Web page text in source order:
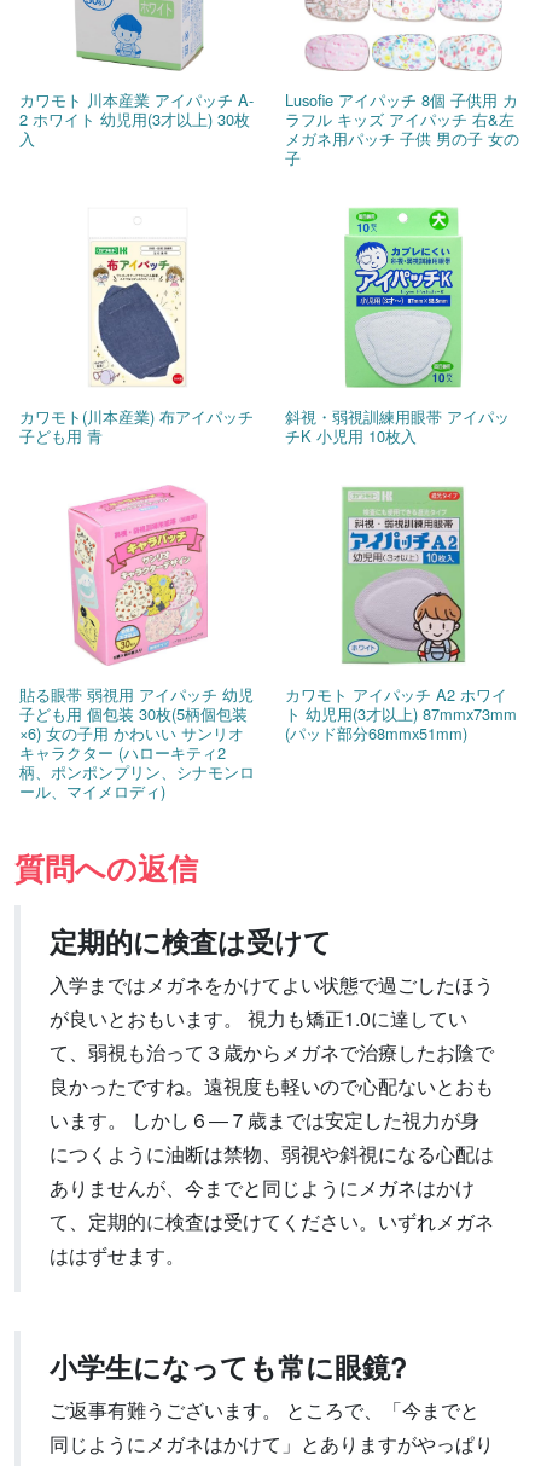
カワモト 川本産業 アイパッチ A-
2 ホワイト 幼児用(3才以上) 30枚
入
Lusofie アイパッチ 8個 子供用 カ
ラフル キッズ アイパッチ 右&左
メガネ用パッチ 子供 男の子 女の
子
カワモト(川本産業) 布アイパッチ
子ども用 青
斜視・弱視訓練用眼帯 アイパッ
チK 小児用 10枚入
貼る眼帯 弱視用 アイパッチ 幼児
子ども用 個包装 30枚(5柄個包装
×6) 女の子用 かわいい サンリオ
キャラクター (ハローキティ2
柄、ポンポンプリン、シナモンロ
ール、マイメロディ)
カワモト アイパッチ A2 ホワイ
ト 幼児用(3才以上) 87mmx73mm
(パッド部分68mmx51mm)
質問への返信
定期的に検査は受けて
入学まではメガネをかけてよい状態で過ごしたほう
が良いとおもいます。 視力も矯正1.0に達してい
て、弱視も治って３歳からメガネで治療したお陰で
良かったですね。遠視度も軽いので心配ないとおも
います。 しかし６―７歳までは安定した視力が身
につくように油断は禁物、弱視や斜視になる心配は
ありませんが、今までと同じようにメガネはかけ
て、定期的に検査は受けてください。いずれメガネ
ははずせます。
小学生になっても常に眼鏡?
ご返事有難うございます。 ところで、「今までと
同じようにメガネはかけて」とありますがやっぱり